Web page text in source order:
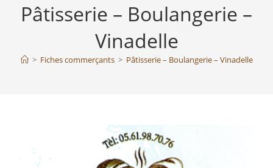
Pâtisserie – Boulangerie –
Vinadelle
> Fiches commerçants > Pâtisserie – Boulangerie – Vinadelle